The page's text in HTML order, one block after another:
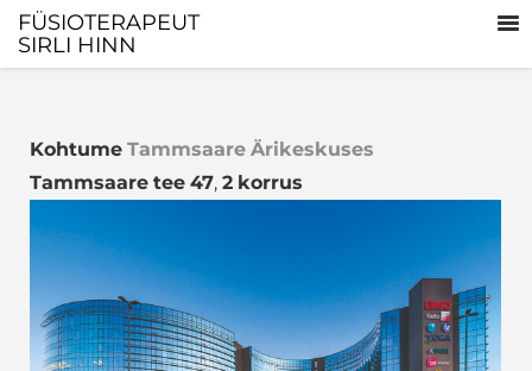
FÜSIOTERAPEUT
SIRLI HINN
Kohtume Tammsaare Ärikeskuses
Tammsaare tee 47, 2 korrus